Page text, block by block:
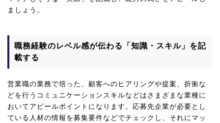
ましょう。
職務経験のレベル感が伝わる「知識・スキル」を記
載する
営業職の業務で培った、顧客へのヒアリングや提案、折衝な
どを行うコミュニケーションスキルなどはさまざまな業種に
おいてアピールポイントになります。応募先企業が必要とし
ている人材の情報を募集要件などでチェックし、それにマッ